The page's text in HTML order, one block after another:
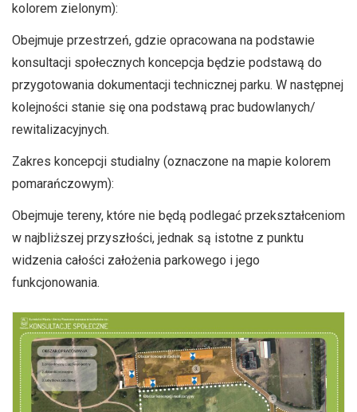
kolorem zielonym):
Obejmuje przestrzeń, gdzie opracowana na podstawie
konsultacji społecznych koncepcja będzie podstawą do
przygotowania dokumentacji technicznej parku. W następnej
kolejności stanie się ona podstawą prac budowlanych/
rewitalizacyjnych.
Zakres koncepcji studialny (oznaczone na mapie kolorem
pomarańczowym):
Obejmuje tereny, które nie będą podlegać przekształceniom
w najbliższej przyszłości, jednak są istotne z punktu
widzenia całości założenia parkowego i jego
funkcjonowania.